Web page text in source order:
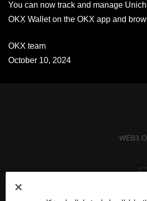
You can now track and manage
OKX Wallet on the OKX app and
OKX team
October 10, 2024